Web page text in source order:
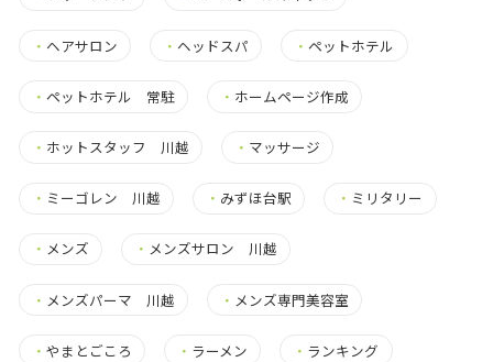
・ ヘアサロン ・ ヘッドスパ ・ペットホテル
・ ペットホテル 常駐 ・ ホームページ作成
・ ホットスタッフ 川越 ・ マッサージ
・ ミーゴレン 川越 ・ みずほ台駅 ・ ミリタリー
・ メンズ ・ メンズサロン 川越
・ メンズパーマ 川越 ・ メンズ専門美容室
・ やまとごころ ・ ラーメン ・ ランキング